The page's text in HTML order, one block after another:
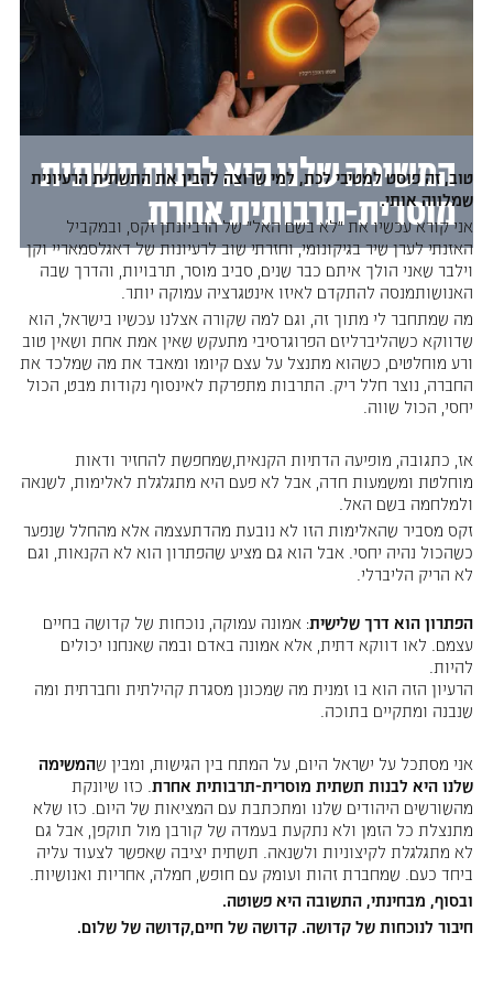
המשימה שלנו היא לבנות תשתית
מוסרית-תרבותית אחרת
טוב, זה פוסט למטיבי לכת, למי שרוצה להבין את התשתית הרעיונית
שמלווה אותי.
אני קורא עכשיו את ״לא בשם האל״ של הרביונתן זקס, ובמקביל
האזנתי לערן שיר בגיקונומי, וחזרתי שוב לרעיונות של דאגלסמאריי וקן
וילבר שאני הולך איתם כבר שנים, סביב מוסר, תרבויות, והדרך שבה
האנושותמנסה להתקדם לאיזו אינטגרציה עמוקה יותר.
מה שמתחבר לי מתוך זה, וגם למה שקורה אצלנו עכשיו בישראל, הוא
שדווקא כשהליברליזם הפרוגרסיבי מתעקש שאין אמת אחת ושאין טוב
ורע מוחלטים, כשהוא מתנצל על עצם קיומו ומאבד את מה שמלכד את
החברה, נוצר חלל ריק. התרבות מתפרקת לאינסוף נקודות מבט, הכול
יחסי, הכול שווה.
אז, כתגובה, מופיעה הדתיות הקנאית,שמחפשת להחזיר ודאות
מוחלטת ומשמעות חדה, אבל לא פעם היא מתגלגלת לאלימות, לשנאה
ולמלחמה בשם האל.
זקס מסביר שהאלימות הזו לא נובעת מהדתעצמה אלא מהחלל שנפער
כשהכול נהיה יחסי. אבל הוא גם מציע שהפתרון הוא לא הקנאות, וגם
לא הריק הליברלי.
הפתרון הוא דרך שלישית: אמונה עמוקה, נוכחות של קדושה בחיים
עצמם. לאו דווקא דתית, אלא אמונה באדם ובמה שאנחנו יכולים
להיות.
הרעיון הזה הוא בו זמנית מה שמכונן מסגרת קהילתית וחברתית ומה
שנבנה ומתקיים בתוכה.
אני מסתכל על ישראל היום, על המתח בין הגישות, ומבין שהמשימה
שלנו היא לבנות תשתית מוסרית-תרבותית אחרת. כזו שיונקת
מהשורשים היהודים שלנו ומתכתבת עם המציאות של היום. כזו שלא
מתנצלת כל הזמן ולא נתקעת בעמדה של קורבן מול תוקפן, אבל גם
לא מתגלגלת לקיצוניות ולשנאה. תשתית יציבה שאפשר לצעוד עליה
ביחד כעם. שמחברת זהות ועומק עם חופש, חמלה, אחריות ואנושיות.
ובסוף, מבחינתי, התשובה היא פשוטה.
חיבור לנוכחות של קדושה. קדושה של חיים,קדושה של שלום.